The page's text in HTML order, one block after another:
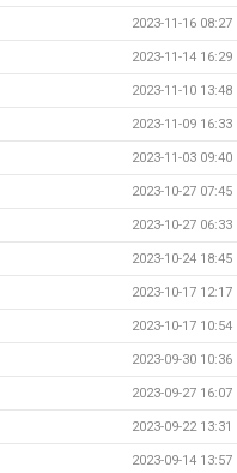
2023-11-16 08:27
2023-11-14 16:29
2023-11-10 13:48
2023-11-09 16:33
2023-11-03 09:40
2023-10-27 07:45
2023-10-27 06:33
2023-10-24 18:45
2023-10-17 12:17
2023-10-17 10:54
2023-09-30 10:36
2023-09-27 16:07
2023-09-22 13:31
2023-09-14 13:57